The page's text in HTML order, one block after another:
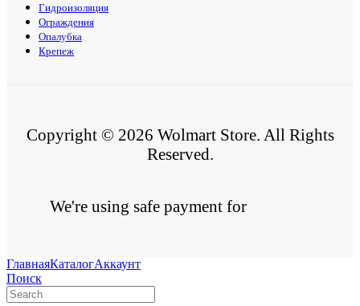
Гидроизоляция
Ограждения
Опалубка
Крепеж
Copyright © 2026 Wolmart Store. All Rights
Reserved.
We're using safe payment for
ГлавнаяКаталогАккаунт
Поиск